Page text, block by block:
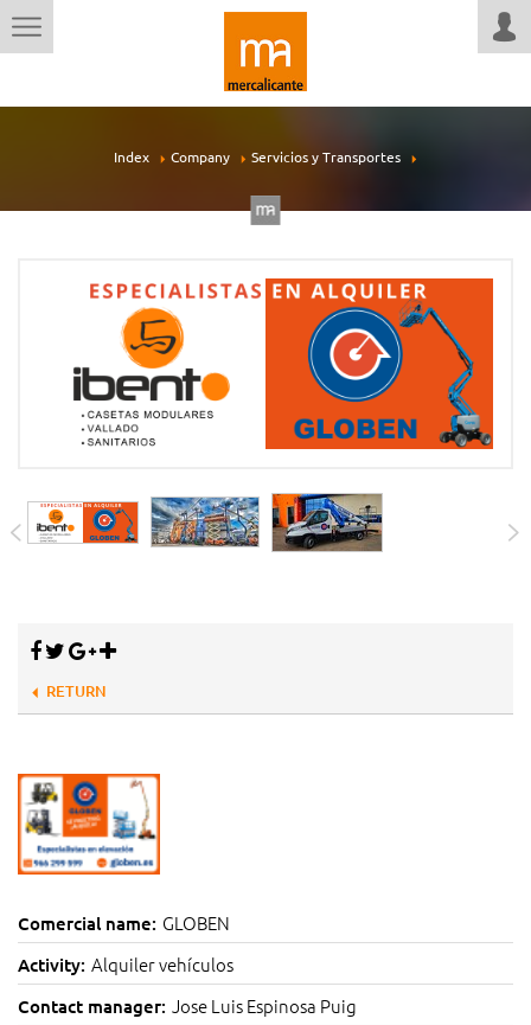
Index Company Servicios y Transportes
RETURN
Comercial name: GLOBEN
Activity: Alquiler vehículos
Contact manager: Jose Luis Espinosa Puig